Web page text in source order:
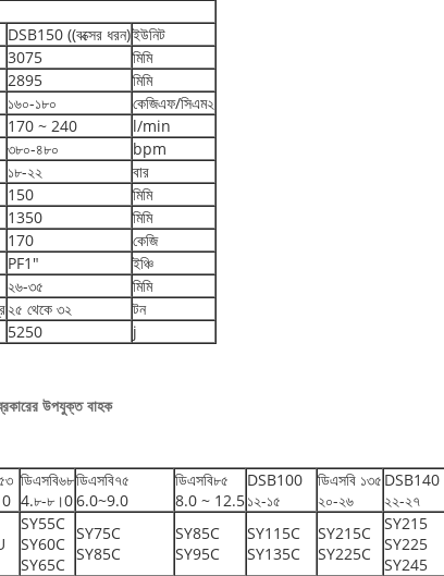
DSB150 ((বক্সের ধরন)ইউনিট
3075
মিমি
2895
মিমি
১৬০-১৮০
কেজিএফ/সিএম২
170 ~ 240
l/min
৩৮০-৪৮০
bpm
১৮-২২
বার
150
মিমি
1350
মিমি
170
কেজি
PF1"
ইঞ্চি
২৬-৩৫
মিমি
২৫ থেকে ৩২
টন
5250 j
উপযুক্ত বাহক
ডিএসবি৬৮
4.৮-৮।0
ডিএসবি৭৫
6.0~9.0
ডিএসবি৮৫
8.0 ~ 12.5
DSB100
১২-১৫
ডিএসবি ১৩৫
২০-২৬
DSB140
২২-২৭
SY55C
SY60C
SY65C
SY75C
SY85C
SY85C
SY95C
SY115C
SY135C
SY215C
SY225C
SY215
SY225
SY245